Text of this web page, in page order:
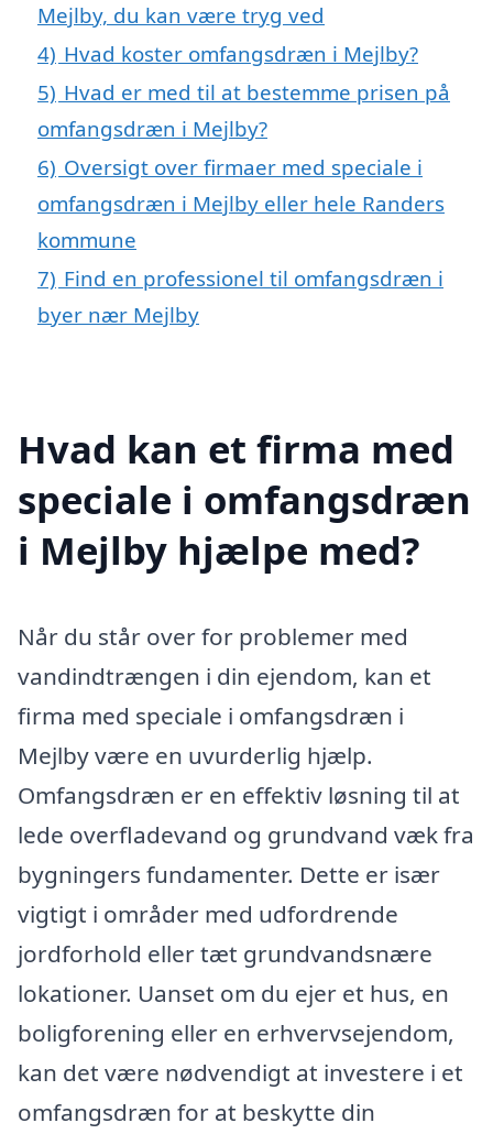
Mejlby, du kan være tryg ved
4) Hvad koster omfangsdræn i Mejlby?
5) Hvad er med til at bestemme prisen på
omfangsdræn i Mejlby?
6) Oversigt over firmaer med speciale i
omfangsdræn i Mejlby eller hele Randers
kommune
7) Find en professionel til omfangsdræn i
byer nær Mejlby
Hvad kan et firma med
speciale i omfangsdræn
i Mejlby hjælpe med?
Når du står over for problemer med
vandindtrængen i din ejendom, kan et
firma med speciale i omfangsdræn i
Mejlby være en uvurderlig hjælp.
Omfangsdræn er en effektiv løsning til at
lede overfladevand og grundvand væk fra
bygningers fundamenter. Dette er især
vigtigt i områder med udfordrende
jordforhold eller tæt grundvandsnære
lokationer. Uanset om du ejer et hus, en
boligforening eller en erhvervsejendom,
kan det være nødvendigt at investere i et
omfangsdræn for at beskytte din